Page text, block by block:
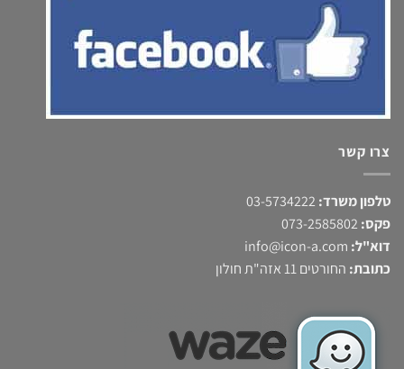
צרו קשר
טלפון משרד: 03-5734222
פקס: 073-2585802
דוא"ל: info@icon-a.com
כתובת: החורטים 11 אזה"ת חולון